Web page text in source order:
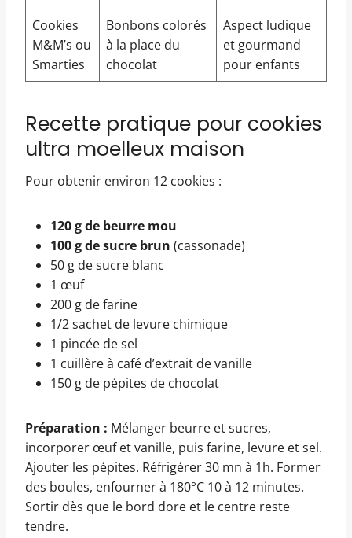
Cookies
M&M’s ou
Smarties
Bonbons colorés
à la place du
chocolat
Aspect ludique
et gourmand
pour enfants
Recette pratique pour cookies
ultra moelleux maison
Pour obtenir environ 12 cookies :
120 g de beurre mou
100 g de sucre brun (cassonade)
50 g de sucre blanc
1 œuf
200 g de farine
1/2 sachet de levure chimique
1 pincée de sel
1 cuillère à café d’extrait de vanille
150 g de pépites de chocolat
Préparation : Mélanger beurre et sucres,
incorporer œuf et vanille, puis farine, levure et sel.
Ajouter les pépites. Réfrigérer 30 mn à 1h. Former
des boules, enfourner à 180°C 10 à 12 minutes.
Sortir dès que le bord dore et le centre reste
tendre.